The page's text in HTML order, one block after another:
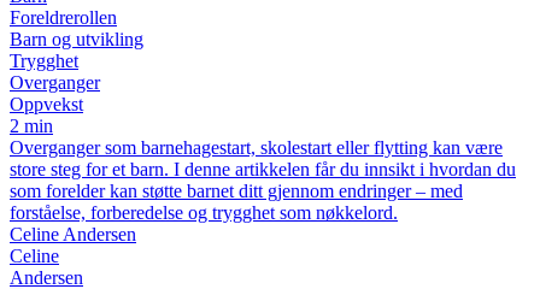
Foreldrerollen
Barn og utvikling
Trygghet
Overganger
Oppvekst
2 min
Overganger som barnehagestart, skolestart eller flytting kan være
store steg for et barn. I denne artikkelen får du innsikt i hvordan du
som forelder kan støtte barnet ditt gjennom endringer – med
forståelse, forberedelse og trygghet som nøkkelord.
Celine Andersen
Celine
Andersen